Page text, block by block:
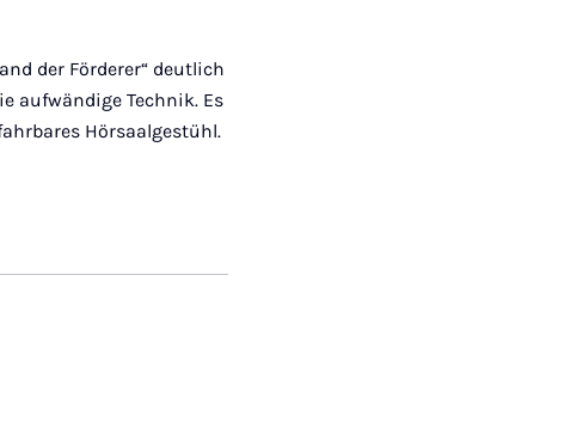
der Förderer“ deutlich
aufwändige Technik. Es
Hörsaalgestühl.